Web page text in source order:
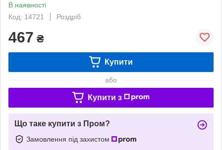
В наявності
Код: 14721
Роздріб
467 ₴
Купити
або
Купити з
Що таке купити з Пром?
Замовлення під захистом